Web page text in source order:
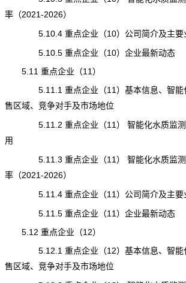
率（2021-2026）
5.10.4 重点企业（10）公司简介及主要
5.10.5 重点企业（10）企业最新动态
5.11 重点企业（11）
5.11.1 重点企业（11）基本信息、智能化
售区域、竞争对手及市场地位
5.11.2 重点企业（11） 智能化水质监测
用
5.11.3 重点企业（11） 智能化水质监测
率（2021-2026）
5.11.4 重点企业（11）公司简介及主要
5.11.5 重点企业（11）企业最新动态
5.12 重点企业（12）
5.12.1 重点企业（12）基本信息、智能化
售区域、竞争对手及市场地位